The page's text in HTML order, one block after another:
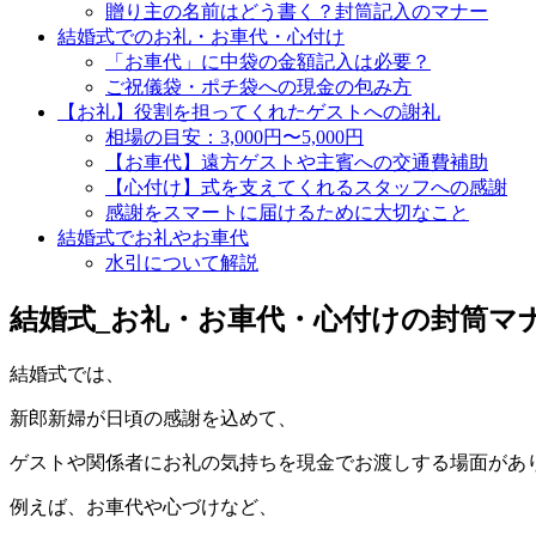
贈り主の名前はどう書く？封筒記入のマナー
結婚式でのお礼・お車代・心付け
「お車代」に中袋の金額記入は必要？
ご祝儀袋・ポチ袋への現金の包み方
【お礼】役割を担ってくれたゲストへの謝礼
相場の目安：3,000円〜5,000円
【お車代】遠方ゲストや主賓への交通費補助
【心付け】式を支えてくれるスタッフへの感謝
感謝をスマートに届けるために大切なこと
結婚式でお礼やお車代
水引について解説
結婚式_お礼・お車代・心付けの封筒マ
結婚式では、
新郎新婦が日頃の感謝を込めて、
ゲストや関係者にお礼の気持ちを現金でお渡しする場面があ
例えば、お車代や心づけなど、